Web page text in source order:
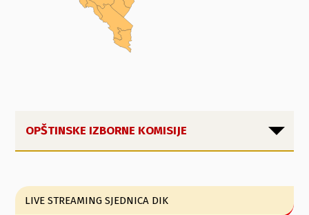
OPŠTINSKE IZBORNE KOMISIJE
LIVE STREAMING SJEDNICA DIK